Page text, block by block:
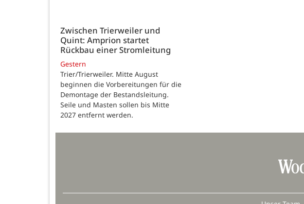
Zwischen Trierweiler und
Quint: Amprion startet
Rückbau einer Stromleitung
Gestern
Trier/Trierweiler. Mitte August
beginnen die Vorbereitungen für die
Demontage der Bestandsleitung.
Seile und Masten sollen bis Mitte
2027 entfernt werden.